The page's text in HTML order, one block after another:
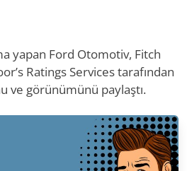
yapan Ford Otomotiv, Fitch
Ratings Services tarafından
ve görünümünü paylaştı.